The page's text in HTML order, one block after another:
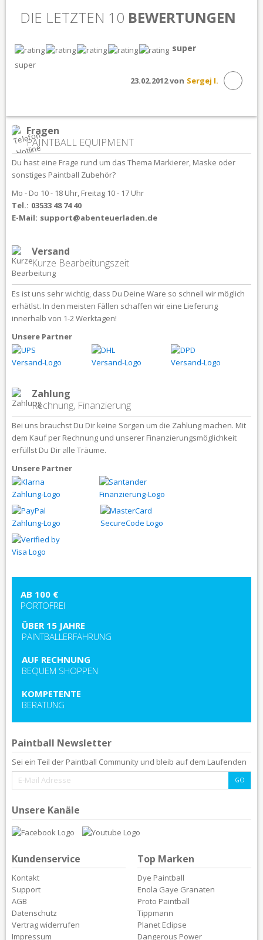
DIE LETZTEN 10 BEWERTUNGEN
super
super
Sergej I.
23.02.2012 von
Fragen
PAINTBALL EQUIPMENT
Du hast eine Frage rund um das Thema Markierer, Maske oder
sonstiges Paintball Zubehör?
Mo - Do 10 - 18 Uhr, Freitag 10 - 17 Uhr
Tel.: 03533 48 74 40
E-Mail: support@abenteuerladen.de
Versand
Kurze Bearbeitungszeit
Es ist uns sehr wichtig, dass Du Deine Ware so schnell wir möglich
erhätlst. In den meisten Fällen schaffen wir eine Lieferung
innerhalb von 1-2 Werktagen!
Unsere Partner
Zahlung
Rechnung, Finanzierung
Bei uns brauchst Du Dir keine Sorgen um die Zahlung machen. Mit
dem Kauf per Rechnung und unserer Finanzierungsmöglichkeit
erfüllst Du Dir alle Träume.
Unsere Partner
AB 100 €
PORTOFREI
ÜBER 15 JAHRE
PAINTBALLERFAHRUNG
AUF RECHNUNG
BEQUEM SHOPPEN
KOMPETENTE
BERATUNG
Paintball Newsletter
Sei ein Teil der Paintball Community und bleib auf dem Laufenden
Unsere Kanäle
Kundenservice
Kontakt
Support
AGB
Datenschutz
Vertrag widerrufen
Impressum
Top Marken
Dye Paintball
Enola Gaye Granaten
Proto Paintball
Tippmann
Planet Eclipse
Dangerous Power